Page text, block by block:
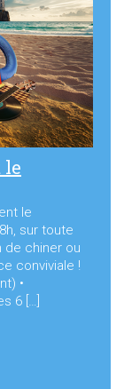
le
le
sur toute
de chiner ou
conviviale !
•
6 […]